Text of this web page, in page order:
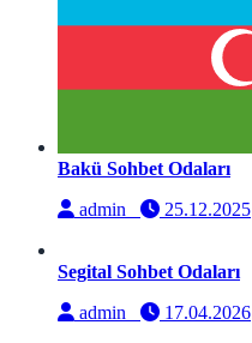
Bakü Sohbet Odaları
admin
25.12.2025
Segital Sohbet Odaları
admin
17.04.2026